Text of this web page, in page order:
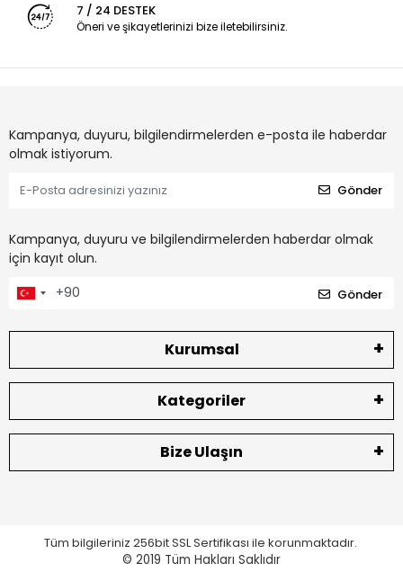
7 / 24 DESTEK
Öneri ve şikayetlerinizi bize iletebilirsiniz.
Kampanya, duyuru, bilgilendirmelerden e-posta ile haberdar
olmak istiyorum.
Gönder
Kampanya, duyuru ve bilgilendirmelerden haberdar olmak
için kayıt olun.
Gönder
Kurumsal
Kategoriler
Bize Ulaşın
Tüm bilgileriniz 256bit SSL Sertifikası ile korunmaktadır.
© 2019 Tüm Hakları Saklıdır